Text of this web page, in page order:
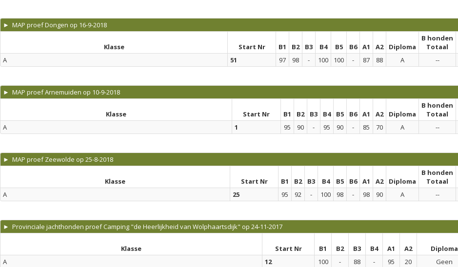
► MAP proef Dongen op 16-9-2018
Klasse Start Nr B1 B2 B3 B4 B5 B6 A1 A2 Diploma
B honden
Totaal
A
51 97 98 - 100 100 - 87 88 A --
► MAP proef Arnemuiden op 10-9-2018
Klasse Start Nr B1 B2 B3 B4 B5 B6 A1 A2 Diploma
B honden
Totaal
A
1 95 90 - 95 90 - 85 70 A --
► MAP proef Zeewolde op 25-8-2018
Klasse Start Nr B1 B2 B3 B4 B5 B6 A1 A2 Diploma
B honden
Totaal
A
25 95 92 - 100 98 - 98 90 A --
► Provinciale jachthonden proef Camping "de Heerlijkheid van Wolphaartsdijk" op 24-11-2017
Klasse Start Nr B1 B2 B3 B4 A1 A2 Diploma
A
12 100 - 88 - 95 20 Geen